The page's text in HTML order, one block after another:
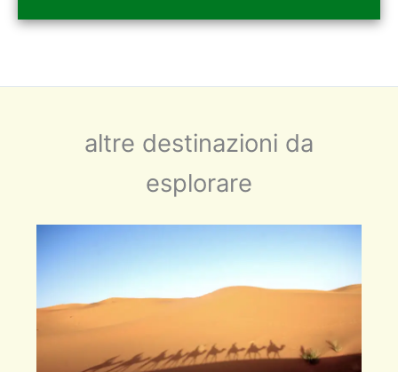
altre destinazioni da
esplorare